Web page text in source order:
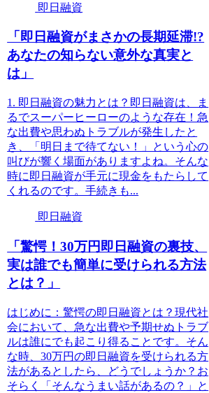
即日融資
「即日融資がまさかの長期延滞!?
あなたの知らない意外な真実と
は」
1. 即日融資の魅力とは？即日融資は、ま
るでスーパーヒーローのような存在！急
な出費や思わぬトラブルが発生したと
き、「明日まで待てない！」という心の
叫びが響く場面がありますよね。そんな
時に即日融資が手元に現金をもたらして
くれるのです。手続きも...
即日融資
「驚愕！30万円即日融資の裏技、
実は誰でも簡単に受けられる方法
とは？」
はじめに：驚愕の即日融資とは？現代社
会において、急な出費や予期せぬトラブ
ルは誰にでも起こり得ることです。そん
な時、30万円の即日融資を受けられる方
法があるとしたら、どうでしょうか？お
そらく「そんなうまい話があるの？」と